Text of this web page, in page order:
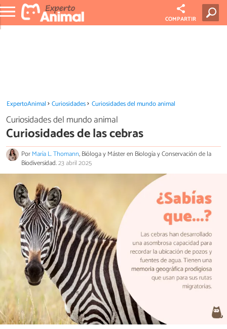
COMPARTIR
ExpertoAnimal Curiosidades Curiosidades del mundo animal
Curiosidades del mundo animal
Curiosidades de las cebras
PorMaría L. Thomann, Bióloga y Máster en Biología y Conservación de la
Biodiversidad.23 abril 2025